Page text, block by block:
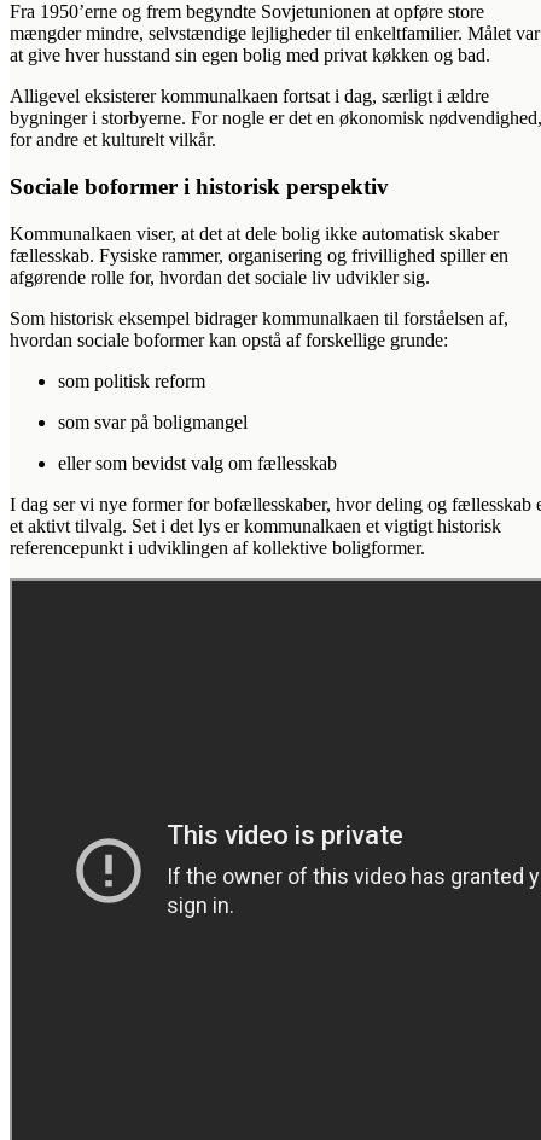
Fra 1950’erne og frem begyndte Sovjetunionen at opføre store
mængder mindre, selvstændige lejligheder til enkeltfamilier. Målet var
at give hver husstand sin egen bolig med privat køkken og bad.
Alligevel eksisterer kommunalkaen fortsat i dag, særligt i ældre
bygninger i storbyerne. For nogle er det en økonomisk nødvendighed,
for andre et kulturelt vilkår.
Sociale boformer i historisk perspektiv
Kommunalkaen viser, at det at dele bolig ikke automatisk skaber
fællesskab. Fysiske rammer, organisering og frivillighed spiller en
afgørende rolle for, hvordan det sociale liv udvikler sig.
Som historisk eksempel bidrager kommunalkaen til forståelsen af,
hvordan sociale boformer kan opstå af forskellige grunde:
som politisk reform
som svar på boligmangel
eller som bevidst valg om fællesskab
I dag ser vi nye former for bofællesskaber, hvor deling og fællesskab
et aktivt tilvalg. Set i det lys er kommunalkaen et vigtigt historisk
referencepunkt i udviklingen af kollektive boligformer.